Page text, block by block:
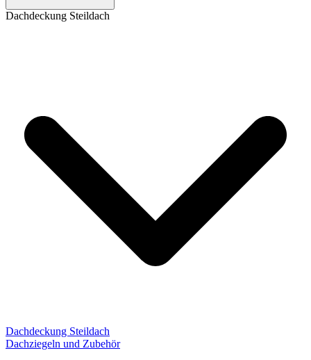
Dachdeckung Steildach
Dachdeckung Steildach
Dachziegeln und Zubehör